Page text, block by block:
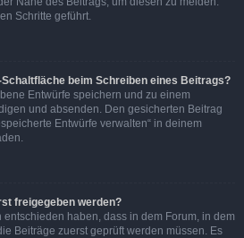
Schritte geführt.
beim Schreiben eines Beitrags?
Entwürfe speichern und zu einem
und absenden. Den gesicherten Beitrag
Entwürfe verwalten“ in deinem
freigegeben werden?
haben, dass in dem Forum, in dem
Beiträge zuerst geprüft werden müssen. Es